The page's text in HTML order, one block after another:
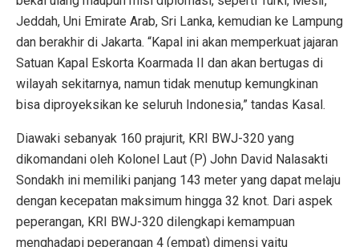
Jeddah, Uni Emirate Arab, Sri Lanka, kemudian ke Lampung
dan berakhir di Jakarta. “Kapal ini akan memperkuat jajaran
Satuan Kapal Eskorta Koarmada II dan akan bertugas di
wilayah sekitarnya, namun tidak menutup kemungkinan
bisa diproyeksikan ke seluruh Indonesia,” tandas Kasal.
Diawaki sebanyak 160 prajurit, KRI BWJ-320 yang
dikomandani oleh Kolonel Laut (P) John David Nalasakti
Sondakh ini memiliki panjang 143 meter yang dapat melaju
dengan kecepatan maksimum hingga 32 knot. Dari aspek
peperangan, KRI BWJ-320 dilengkapi kemampuan
menghadapi peperangan 4 (empat) dimensi yaitu